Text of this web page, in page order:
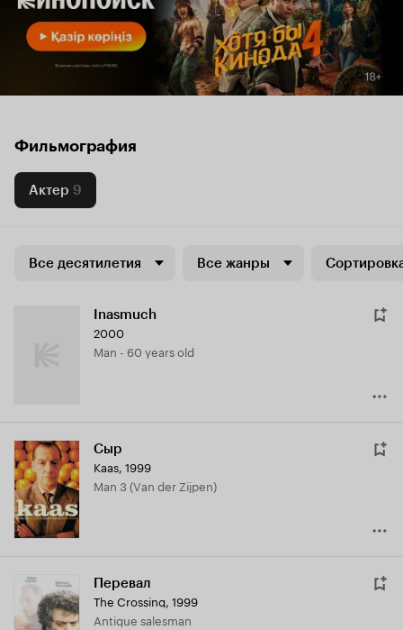
Фильмография
Актер 9
Все десятилетия Все жанры
Inasmuch
2000
Man - 60 years old
Сыр
Kaas, 1999
Man 3 (Van der Zijpen)
Перевал
The Crossing, 1999
Antique salesman